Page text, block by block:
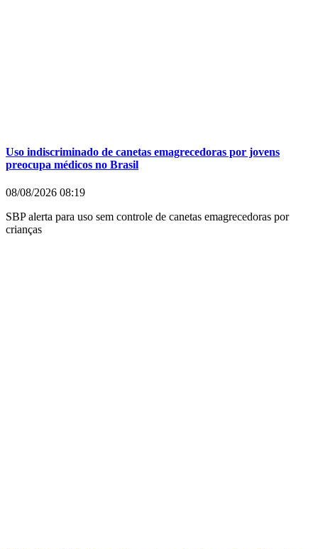
Uso indiscriminado de canetas emagrecedoras por jovens
preocupa médicos no Brasil
08/08/2026 08:19
SBP alerta para uso sem controle de canetas emagrecedoras por
crianças